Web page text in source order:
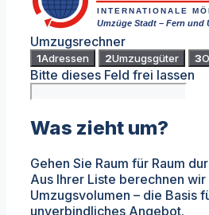
INTERNATIONALE
Umzüge Stadt – Fern und
Umzugsrechner
1Adressen 2Umzugsgüter 3
Bitte dieses Feld frei lassen
Was zieht um?
Gehen Sie Raum für Raum
Aus Ihrer Liste berechnen wir
Umzugsvolumen – die Basis
unverbindliches Angebot.